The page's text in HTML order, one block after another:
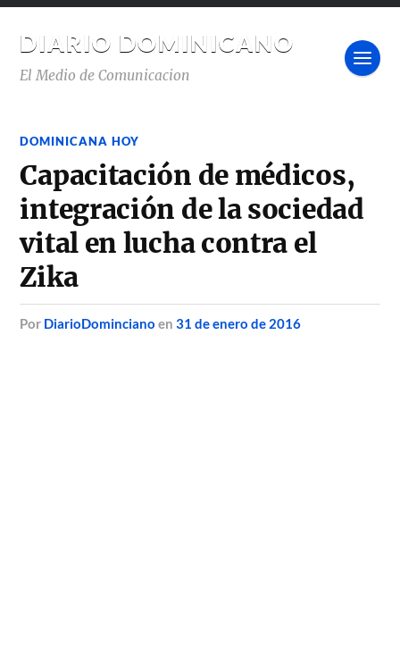
DIARIO DOMINICANO
El Medio de Comunicacion
DOMINICANA HOY
Capacitación de médicos,
integración de la sociedad
vital en lucha contra el
Zika
por DiarioDominciano en31 de enero de 2016